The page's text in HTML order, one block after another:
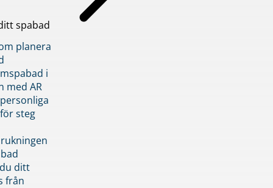
spabad
planera
i
med AR
steg
ditt
från